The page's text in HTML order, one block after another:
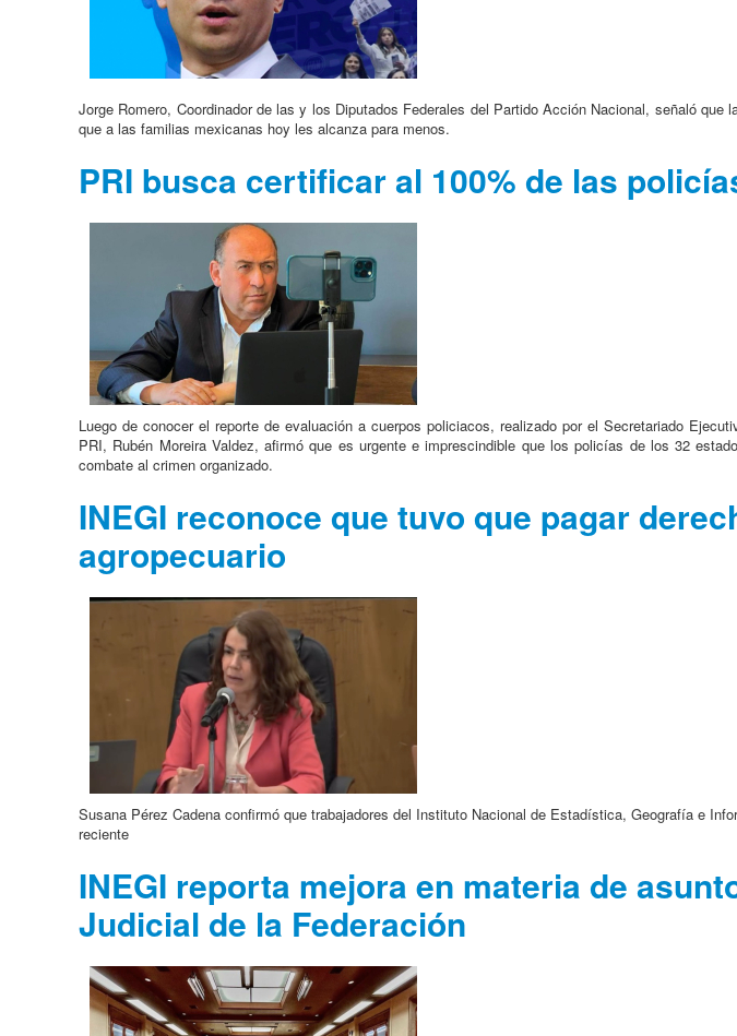
Jorge Romero, Coordinador de las y los Diputados Federales del Partido Acción Nacional, señaló
que a las familias mexicanas hoy les alcanza para menos.
PRI busca certificar al 100% de las
Luego de conocer el reporte de evaluación a cuerpos policiacos, realizado por el Secretariado
PRI, Rubén Moreira Valdez, afirmó que es urgente e imprescindible que los policías de los 32
combate al crimen organizado.
INEGI reconoce que tuvo que pagar
agropecuario
Susana Pérez Cadena confirmó que trabajadores del Instituto Nacional de Estadística, Geografía e
reciente
INEGI reporta mejora en materia de
Judicial de la Federación